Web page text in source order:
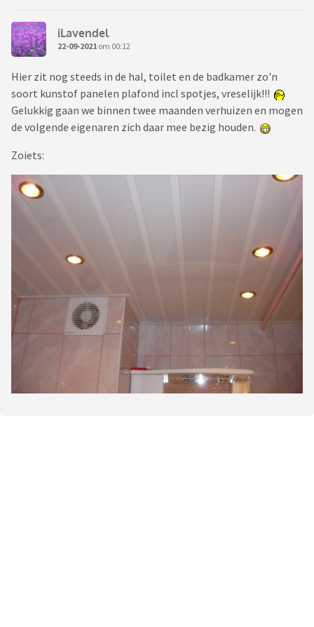
iLavendel
22-09-2021 om 00:12
Hier zit nog steeds in de hal, toilet en de badkamer zo'n
soort kunstof panelen plafond incl spotjes, vreselijk!!!
Gelukkig gaan we binnen twee maanden verhuizen en mogen
de volgende eigenaren zich daar mee bezig houden.
Zoiets: